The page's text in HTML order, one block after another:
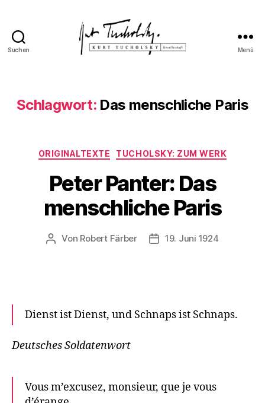
Suchen Menü
Schlagwort: Das menschliche Paris
Kategorien
ORIGINALTEXTE TUCHOLSKY: ZUM WERK
Peter Panter: Das
menschliche Paris
Beitragsautor
Von Robert Färber Veröffentlichungsdatum
19. Juni 1924
Dienst ist Dienst, und Schnaps ist Schnaps.
Deutsches Soldatenwort
Vous m’excusez, monsieur, que je vous